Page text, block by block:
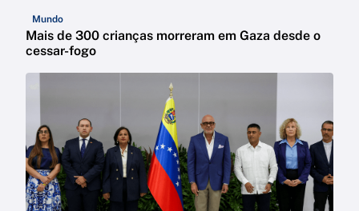
Mundo
Mais de 300 crianças morreram em Gaza desde o
cessar-fogo